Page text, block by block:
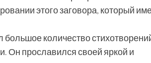
этого заговора, который
количество
Он прославился своей яркой и